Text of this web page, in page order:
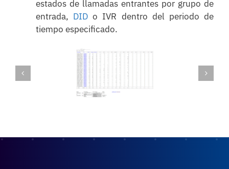
estados de llamadas entrantes por grupo de
entrada, DID o IVR dentro del periodo de
tiempo especificado.